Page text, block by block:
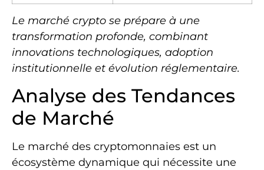
Le marché crypto se prépare à une
transformation profonde, combinant
innovations technologiques, adoption
institutionnelle et évolution réglementaire.
Analyse des Tendances
de Marché
Le marché des cryptomonnaies est un
écosystème dynamique qui nécessite une